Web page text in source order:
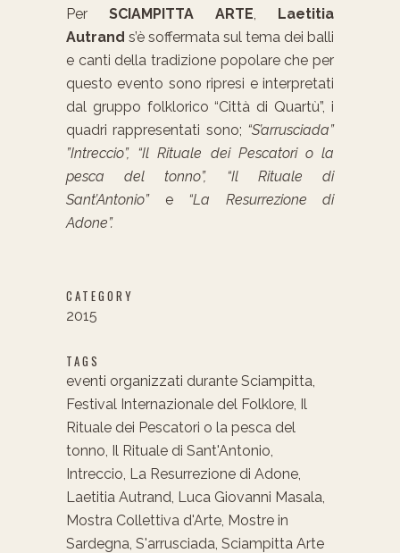
Per SCIAMPITTA ARTE, Laetitia
Autrand s’è soffermata sul tema dei balli
e canti della tradizione popolare che per
questo evento sono ripresi e interpretati
dal gruppo folklorico “Città di Quartù”, i
quadri rappresentati sono; “S’arrusciada”
”Intreccio”, “Il Rituale dei Pescatori o la
pesca del tonno”, “Il Rituale di
Sant’Antonio” e
“La Resurrezione di
Adone”.
CATEGORY
2015
TAGS
eventi organizzati durante Sciampitta,
Festival Internazionale del Folklore, Il
Rituale dei Pescatori o la pesca del
tonno, Il Rituale di Sant'Antonio,
Intreccio, La Resurrezione di Adone,
Laetitia Autrand, Luca Giovanni Masala,
Mostra Collettiva d'Arte, Mostre in
Sardegna, S'arrusciada, Sciampitta Arte